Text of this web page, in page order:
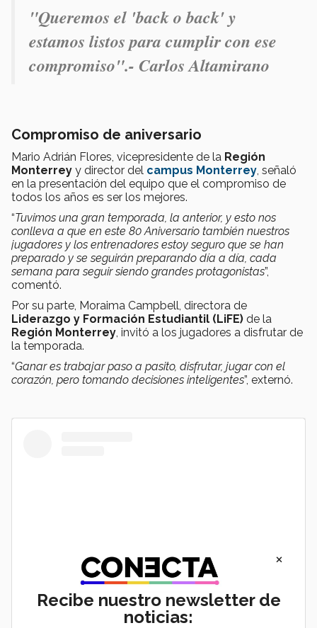
"Queremos el 'back o back' y
estamos listos para cumplir con ese
compromiso".- Carlos Altamirano
Compromiso de aniversario
Mario Adrián Flores, vicepresidente de la Región
Monterrey y director del campus Monterrey, señaló
en la presentación del equipo que el compromiso de
todos los años es ser los mejores.
“Tuvimos una gran temporada, la anterior, y esto nos
conlleva a que en este 80 Aniversario también nuestros
jugadores y los entrenadores estoy seguro que se han
preparado y se seguirán preparando día a día, cada
semana para seguir siendo grandes protagonistas”,
comentó.
Por su parte, Moraima Campbell, directora de
Liderazgo y Formación Estudiantil (LiFE) de la
Región Monterrey, invitó a los jugadores a disfrutar de
la temporada.
“Ganar es trabajar paso a pasito, disfrutar, jugar con el
corazón, pero tomando decisiones inteligentes”, externó.
View this post on Instagram
×
Recibe nuestro newsletter de
noticias: